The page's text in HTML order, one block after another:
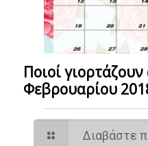
Ποιοί
Φεβρουαρίου
Διαβάστε